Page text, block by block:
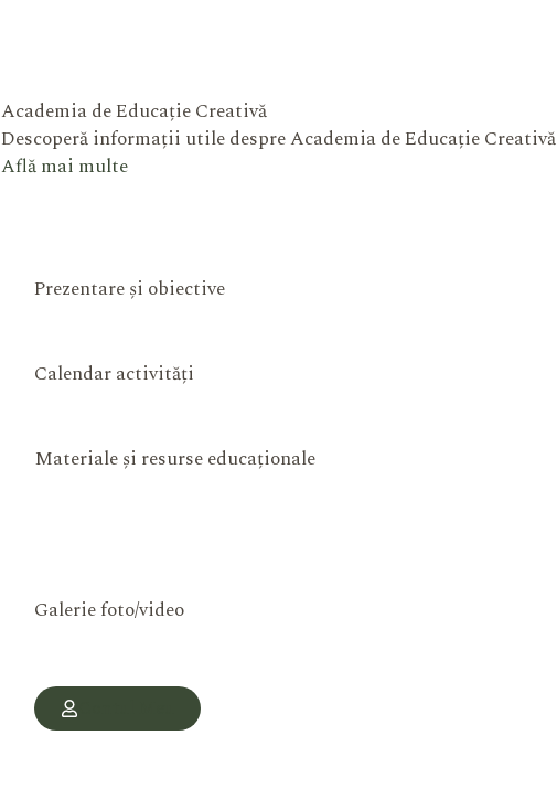
Academia de Educație Creativă
Descoperă informații utile despre Academia de Educație Creativă
Află mai multe
Prezentare și obiective
Calendar activități
Materiale și resurse educaționale
Galerie foto/video